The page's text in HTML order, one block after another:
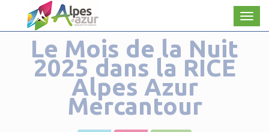
Le Mois de la Nuit
2025 dans la RICE
Alpes Azur
Mercantour
Panneau de gestion des cookies